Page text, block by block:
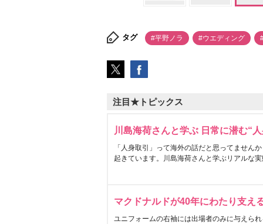
タグ #平野ノラ #ウエディング
注目★トピックス
川島海荷さんと学ぶ 日常に潜む“
「人身取引」って海外の話だと思ってません
起きています。川島海荷さんと学ぶリアルな
マクドナルドが40年にわたり支え
ユニフォームの右袖には出場者のみに与えら